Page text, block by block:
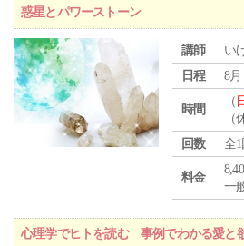
惑星とパワーストーン
講師
い
日程
8月
時間
（
（
回数
全1
料金
一
心理学でヒトを読む 事例でわかる愛と